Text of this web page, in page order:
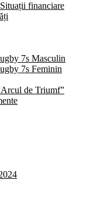
financiare
7s Masculin
7s Feminin
de Triumf”